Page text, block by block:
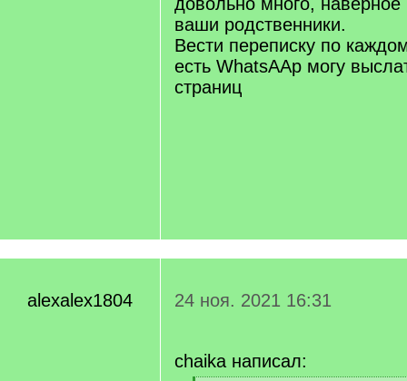
ваши родственники.
Вести переписку по
есть WhatsAAp могу
страниц
alexalex1804 24 ноя. 2021 16:31
chaika написал: